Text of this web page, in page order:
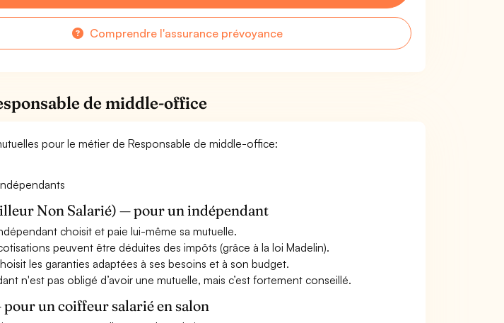
Comprendre l'assurance prévoyance
de middle-office
pour le métier de Responsable de middle-office:
Non Salarié) — pour un indépendant
choisit et paie lui-même sa mutuelle.
peuvent être déduites des impôts (grâce à la loi Madelin).
les garanties adaptées à ses besoins et à son budget.
n'est pas obligé d’avoir une mutuelle, mais c’est fortement conseillé.
un coiffeur salarié en salon